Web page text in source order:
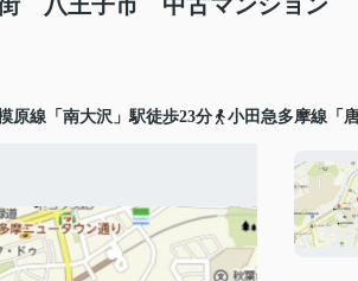
原線「南大沢」駅徒歩23分 小田急多摩線「